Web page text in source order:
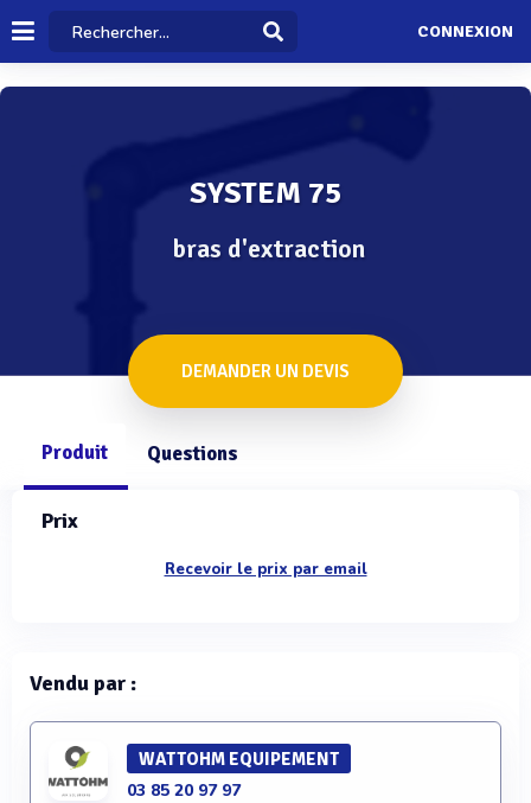
CONNEXION
SYSTEM 75
bras d'extraction
DEMANDER UN DEVIS
Produit Questions
Prix
Recevoir le prix par email
Vendu par :
WATTOHM EQUIPEMENT
03 85 20 97 97